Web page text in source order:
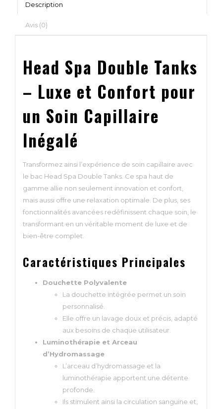
Description
Avis (0)
Head Spa Double Tanks
– Luxe et Confort pour
un Soin Capillaire
Inégalé
Transformez ainsi l’expérience de soin capillaire avec
le bac Head Spa Double Tanks. Ce spa haut de
gamme allie non seulement innovation et confort,
mais aussi offre une relaxation optimale. De plus, ses
fonctionnalités avancées redéfinissent chaque soin, le
transformant en un véritable moment de luxe et de
bien-être complet.
Caractéristiques Principales
Douchette Polyvalente
La douchette intégrée permet un soin
personnalisé.
Elle offre un lavage doux et précis, adapté
aux besoins de chaque utilisateur.
Luminothérapie et Arceau
d’Hydromassage
L’arceau d’hydromassage et la
luminothérapie apportent une détente
profonde.
Ils stimulent ainsi la circulation sanguine et,